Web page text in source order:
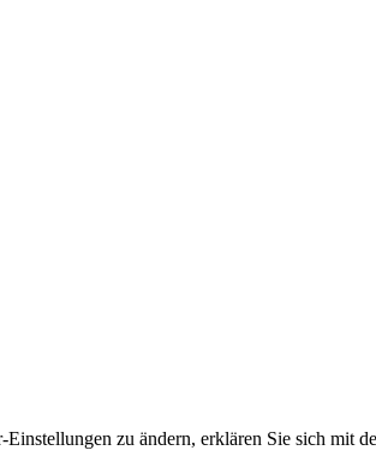
zu ändern, erklären Sie sich mit